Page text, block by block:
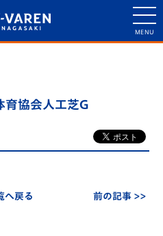
協会人工芝G
へ戻る 前の記事 >>